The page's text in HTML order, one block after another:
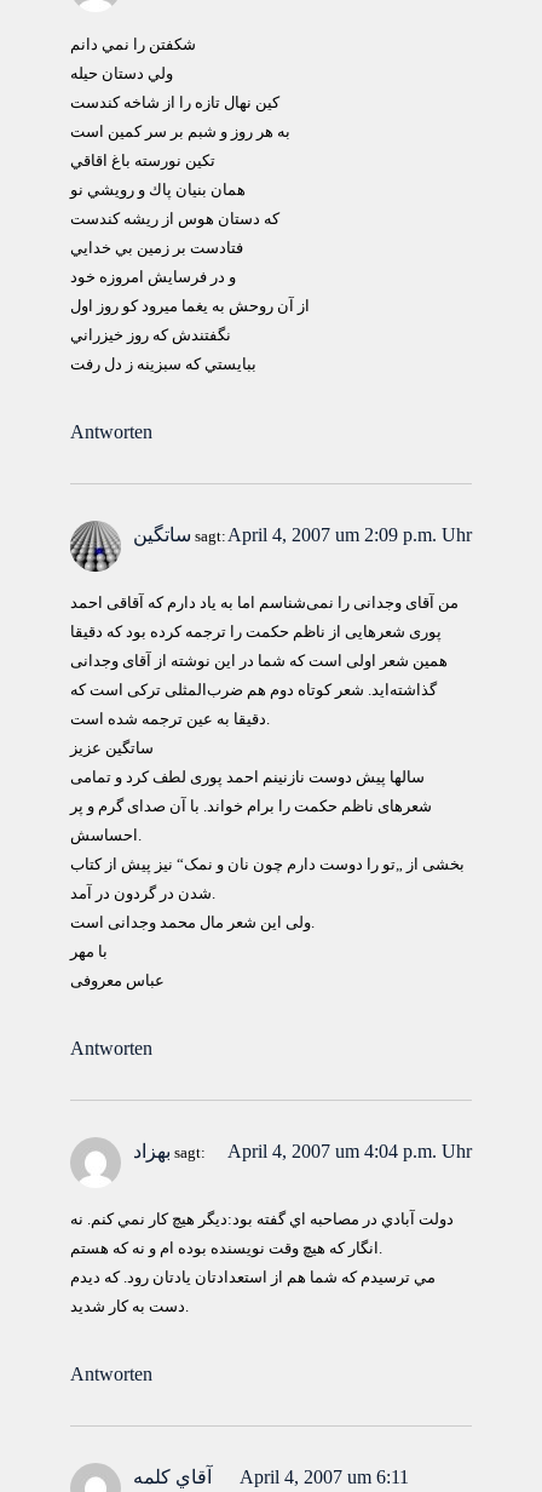
شكفتن را نمي دانم
ولي دستان حيله
كين نهال تازه را از شاخه كندست
به هر روز و شبم بر سر كمين است
تكين نورسته باغ اقاقي
همان بنيان پاك و رويشي نو
كه دستان هوس از ريشه كندست
فتادست بر زمين بي خدايي
و در فرسايش امروزه خود
از آن روحش به يغما ميرود كو روز اول
نگفتندش كه روز خيزراني
ببايستي كه سبزينه ز دل رفت
Antworten
ساتگین sagt: April 4, 2007 um 2:09 p.m. Uhr
من آقای وجدانی را نمی‌شناسم اما به یاد دارم که آقاقی احمد
پوری شعرهایی از ناظم حکمت را ترجمه کرده بود که دقیقا
همین شعر اولی است که شما در این نوشته از آقای وجدانی
گذاشته‌اید. شعر کوتاه دوم هم ضرب‌المثلی ترکی است که
دقیقا به عین ترجمه شده است.
ساتگين عزيز
سالها پيش دوست نازنينم احمد پوری لطف کرد و تمامی
شعرهای ناظم حکمت را برام خواند. با آن صدای گرم و پر
احساسش.
بخشی از „تو را دوست دارم چون نان و نمک“ نيز پيش از کتاب
شدن در گردون در آمد.
ولی اين شعر مال محمد وجدانی است.
با مهر
عباس معروفی
Antworten
بهزاد sagt: April 4, 2007 um 4:04 p.m. Uhr
دولت آبادي در مصاحبه اي گفته بود:ديگر هيچ كار نمي كنم. نه
انگار كه هيچ وقت نويسنده بوده ام و نه كه هستم.
مي ترسيدم كه شما هم از استعدادتان يادتان رود. كه ديدم
دست به كار شديد.
Antworten
آقاي كلمه
April 4, 2007 um 6:11